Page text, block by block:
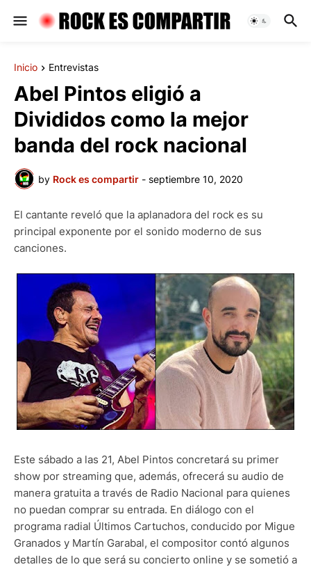
Inicio Entrevistas
Abel Pintos eligió a
Divididos como la mejor
banda del rock nacional
by Rock es compartir - septiembre 10, 2020
El cantante reveló que la aplanadora del rock es su
principal exponente por el sonido moderno de sus
canciones.
Este sábado a las 21, Abel Pintos concretará su primer
show por streaming que, además, ofrecerá su audio de
manera gratuita a través de Radio Nacional para quienes
no puedan comprar su entrada. En diálogo con el
programa radial Últimos Cartuchos, conducido por Migue
Granados y Martín Garabal, el compositor contó algunos
detalles de lo que será su concierto online y se sometió a